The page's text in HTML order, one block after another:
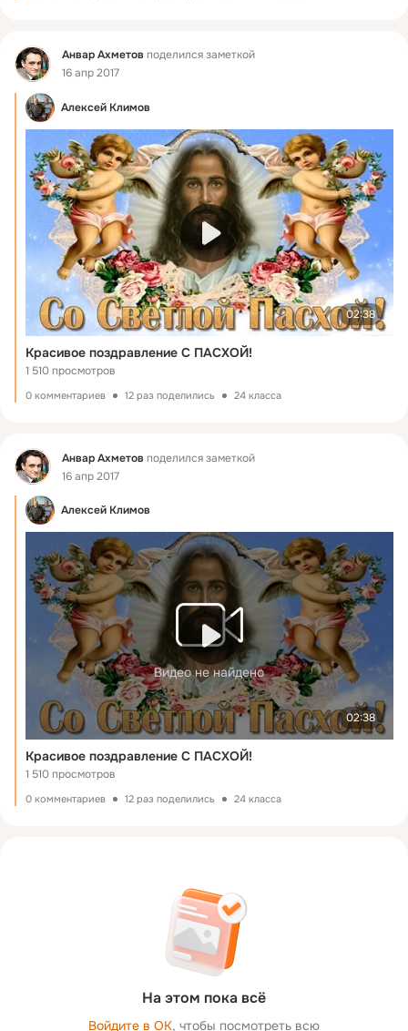
Фид Анвар Ахметов поделился заметкой
16 апр 2017
Алексей Климов
02:38
Красивое поздравление С ПАСХОЙ!
1 510 просмотров
0 комментариев 12 раз поделились 24 класса
Фид Анвар Ахметов поделился заметкой
16 апр 2017
Алексей Климов
02:38
Видео не найдено
Красивое поздравление С ПАСХОЙ!
1 510 просмотров
0 комментариев 12 раз поделились 24 класса
На этом пока всё
Войдите в ОК, чтобы посмотреть всю